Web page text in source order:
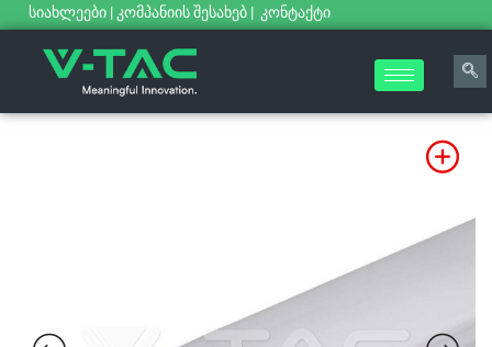
სიახლეები | კომპანიის შესახებ | კონტაქტი